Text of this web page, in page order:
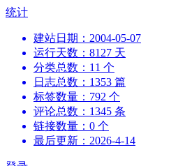
跳
统计
建站日期：2004-05-07
运行天数：8127 天
分类总数：11 个
日志总数：1353 篇
标签数量：792 个
评论总数：1345 条
链接数量：0 个
最后更新：2026-4-14